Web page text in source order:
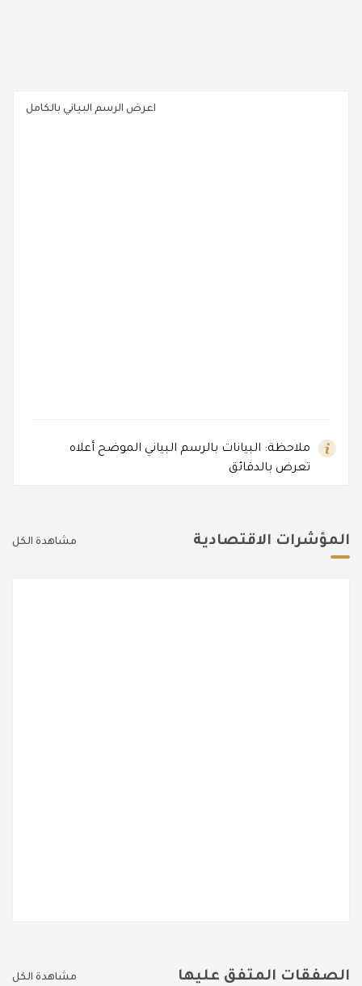
اعرض الرسم البياني بالكامل
ملاحظة: البيانات بالرسم البياني الموضح أعلاه
تعرض بالدقائق
المؤشرات الاقتصادية مشاهدة الكل
الصفقات المتفق عليها مشاهدة الكل